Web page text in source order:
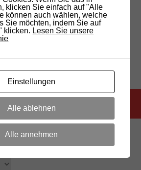
-21:00
in Medicina (BO)
2026
klicken Sie einfach auf "Alle
können auch wählen, welche
Sie möchten, indem Sie auf
klicken. Lesen Sie unsere
Einstellungen
Alle ablehnen
Alle annehmen